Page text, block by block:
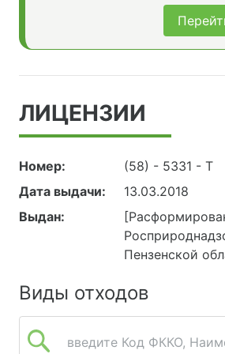
ЛИЦЕНЗИИ
Номер:
(58) - 5331 - Т
Дата выдачи:
13.03.2018
Выдан:
Пензенской
Виды отходов
введите Код ФККО,